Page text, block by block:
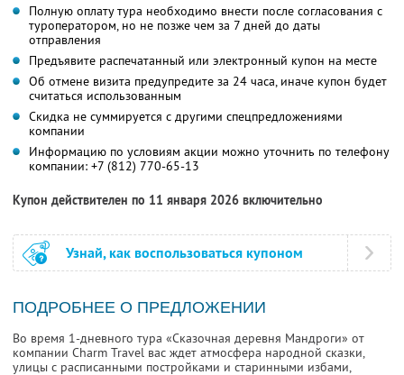
Полную оплату тура необходимо внести после согласования с
туроператором, но не позже чем за 7 дней до даты
отправления
Предъявите распечатанный или электронный купон на месте
Об отмене визита предупредите за 24 часа, иначе купон будет
считаться использованным
Скидка не суммируется с другими спецпредложениями
компании
Информацию по условиям акции можно уточнить по телефону
компании: +7 (812) 770-65-13
Купон действителен по 11 января 2026 включительно
Узнай, как воспользоваться купоном
ПОДРОБНЕЕ О ПРЕДЛОЖЕНИИ
Во время 1-дневного тура «Сказочная деревня Мандроги» от
компании Charm Travel вас ждет атмосфера народной сказки,
улицы с расписанными постройками и старинными избами,